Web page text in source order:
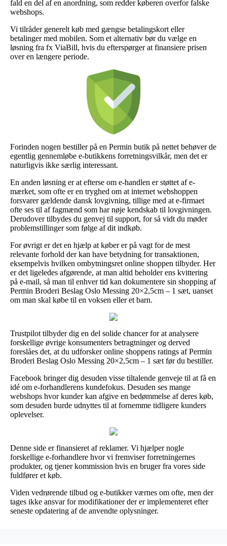
fald en del af en anordning, som redder køberen overfor falske
webshops.
Vi tilråder generelt køb med gængse betalingskort eller
betalinger med mobilen. Som et alternativ bør du vælge en
løsning fra fx ViaBill, hvis du efterspørger at finansiere prisen
over en længere periode.
Forinden nogen bestiller på en Permin butik på nettet behøver de
egentlig gennemløbe e-butikkens forretningsvilkår, men det er
naturligvis ikke særlig interessant.
En anden løsning er at efterse om e-handlen er støttet af e-
mærket, som ofte er en tryghed om at internet webshoppen
forsvarer gældende dansk lovgivning, tillige med at e-firmaet
ofte ses til af fagmænd som har nøje kendskab til lovgivningen.
Derudover tilbydes du genvej til support, for så vidt du møder
problemstillinger som følge af dit indkøb.
For øvrigt er det en hjælp at køber er på vagt for de mest
relevante forhold der kan have betydning for transaktionen,
eksempelvis hvilken ombytningsret online shoppen tilbyder. Her
er det ligeledes afgørende, at man altid beholder ens kvittering
på e-mail, så man til enhver tid kan dokumentere sin shopping af
Permin Broderi Beslag Oslo Messing 20×2,5cm – 1 sæt, uanset
om man skal købe til en voksen eller et barn.
Trustpilot tilbyder dig en del solide chancer for at analysere
forskellige øvrige konsumenters betragtninger og derved
foreslåes det, at du udforsker online shoppens ratings af Permin
Broderi Beslag Oslo Messing 20×2,5cm – 1 sæt før du bestiller.
Facebook bringer dig desuden visse tiltalende genveje til at få en
idé om e-forhandlerens kundefokus. Desuden ses mange
webshops hvor kunder kan afgive en bedømmelse af deres køb,
som desuden burde udnyttes til at fornemme tidligere kunders
oplevelser.
Denne side er finansieret af reklamer. Vi hjælper nogle
forskellige e-forhandlere hvor vi fremviser forretningernes
produkter, og tjener kommission hvis en bruger fra vores side
fuldfører et køb.
Viden vedrørende tilbud og e-butikker værnes om ofte, men der
tages ikke ansvar for modifikationer der er implementeret efter
seneste opdatering af de anvendte oplysninger.